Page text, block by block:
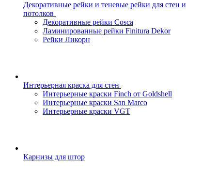
Декоративные рейки и теневые рейки для стен и
потолков
Декоративные рейки Cosca
Ламинированные рейки Finitura Dekor
Рейки Ликорн
Интерьерная краска для стен
Интерьерные краски Finch от Goldshell
Интерьерные краски San Marco
Интерьерные краски VGT
Карнизы для штор